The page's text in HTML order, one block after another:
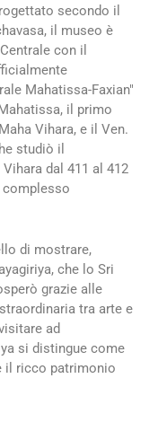
secondo il
il museo è
con il
Mahatissa-Faxian"
il primo
Vihara, e il Ven.
studiò il
dal 411 al 412
di mostrare,
che lo Sri
grazie alle
tra arte e
ad
si distingue come
il ricco patrimonio